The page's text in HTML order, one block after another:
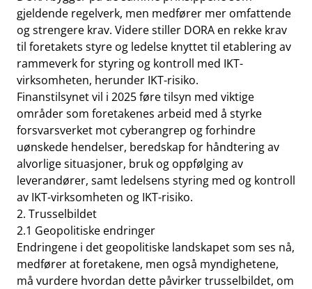
gjeldende regelverk, men medfører mer omfattende
og strengere krav. Videre stiller DORA en rekke krav
til foretakets styre og ledelse knyttet til etablering av
rammeverk for styring og kontroll med IKT-
virksomheten, herunder IKT-risiko.
Finanstilsynet vil i 2025 føre tilsyn med viktige
områder som foretakenes arbeid med å styrke
forsvarsverket mot cyberangrep og forhindre
uønskede hendelser, beredskap for håndtering av
alvorlige situasjoner, bruk og oppfølging av
leverandører, samt ledelsens styring med og kontroll
av IKT-virksomheten og IKT-risiko.
2. Trusselbildet
2.1 Geopolitiske endringer
Endringene i det geopolitiske landskapet som ses nå,
medfører at foretakene, men også myndighetene,
må vurdere hvordan dette påvirker trusselbildet, om